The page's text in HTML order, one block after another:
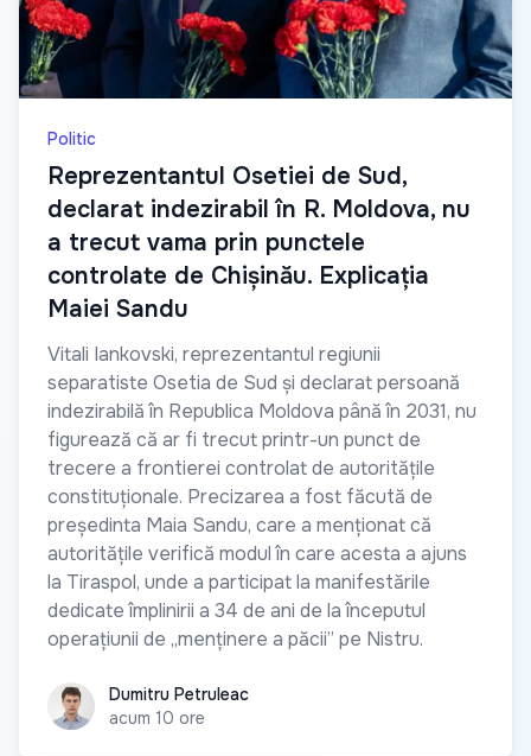
Politic
Reprezentantul Osetiei de Sud,
declarat indezirabil în R. Moldova, nu
a trecut vama prin punctele
controlate de Chișinău. Explicația
Maiei Sandu
Vitali Iankovski, reprezentantul regiunii
separatiste Osetia de Sud și declarat persoană
indezirabilă în Republica Moldova până în 2031, nu
figurează că ar fi trecut printr-un punct de
trecere a frontierei controlat de autoritățile
constituționale. Precizarea a fost făcută de
președinta Maia Sandu, care a menționat că
autoritățile verifică modul în care acesta a ajuns
la Tiraspol, unde a participat la manifestările
dedicate împlinirii a 34 de ani de la începutul
operațiunii de „menținere a păcii” pe Nistru.
Dumitru Petruleac
Dumitru Petruleac
acum 10 ore